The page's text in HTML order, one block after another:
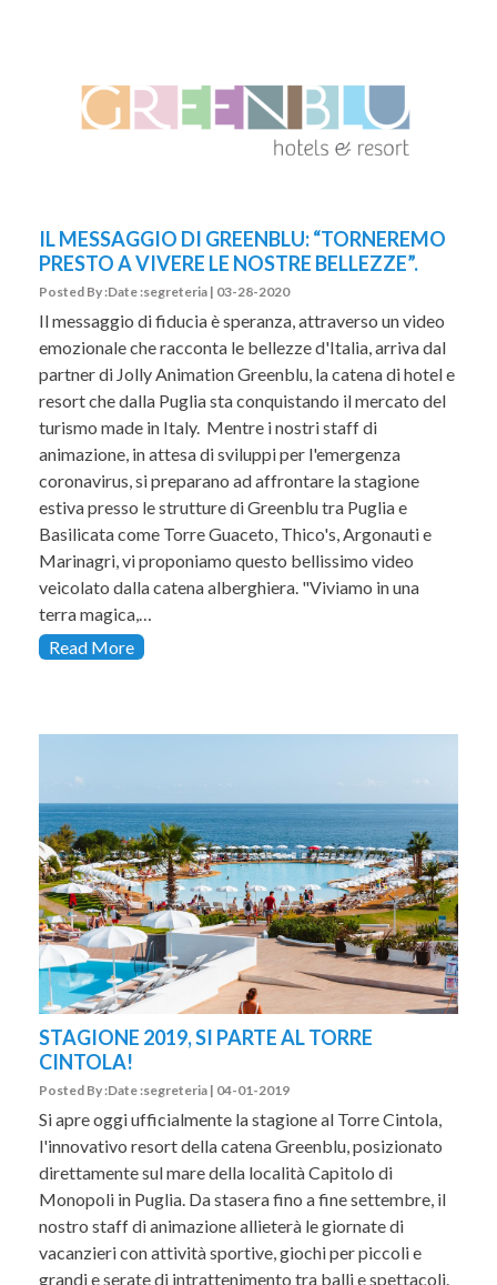
IL MESSAGGIO DI GREENBLU: “TORNEREMO
PRESTO A VIVERE LE NOSTRE BELLEZZE”.
Posted By :Date :segreteria | 03-28-2020
Il messaggio di fiducia è speranza, attraverso un video
emozionale che racconta le bellezze d'Italia, arriva dal
partner di Jolly Animation Greenblu, la catena di hotel e
resort che dalla Puglia sta conquistando il mercato del
turismo made in Italy. Mentre i nostri staff di
animazione, in attesa di sviluppi per l'emergenza
coronavirus, si preparano ad affrontare la stagione
estiva presso le strutture di Greenblu tra Puglia e
Basilicata come Torre Guaceto, Thico's, Argonauti e
Marinagri, vi proponiamo questo bellissimo video
veicolato dalla catena alberghiera. "Viviamo in una
terra magica,…
Read More
STAGIONE 2019, SI PARTE AL TORRE
CINTOLA!
Posted By :Date :segreteria | 04-01-2019
Si apre oggi ufficialmente la stagione al Torre Cintola,
l'innovativo resort della catena Greenblu, posizionato
direttamente sul mare della località Capitolo di
Monopoli in Puglia. Da stasera fino a fine settembre, il
nostro staff di animazione allieterà le giornate di
vacanzieri con attività sportive, giochi per piccoli e
grandi e serate di intrattenimento tra balli e spettacoli.